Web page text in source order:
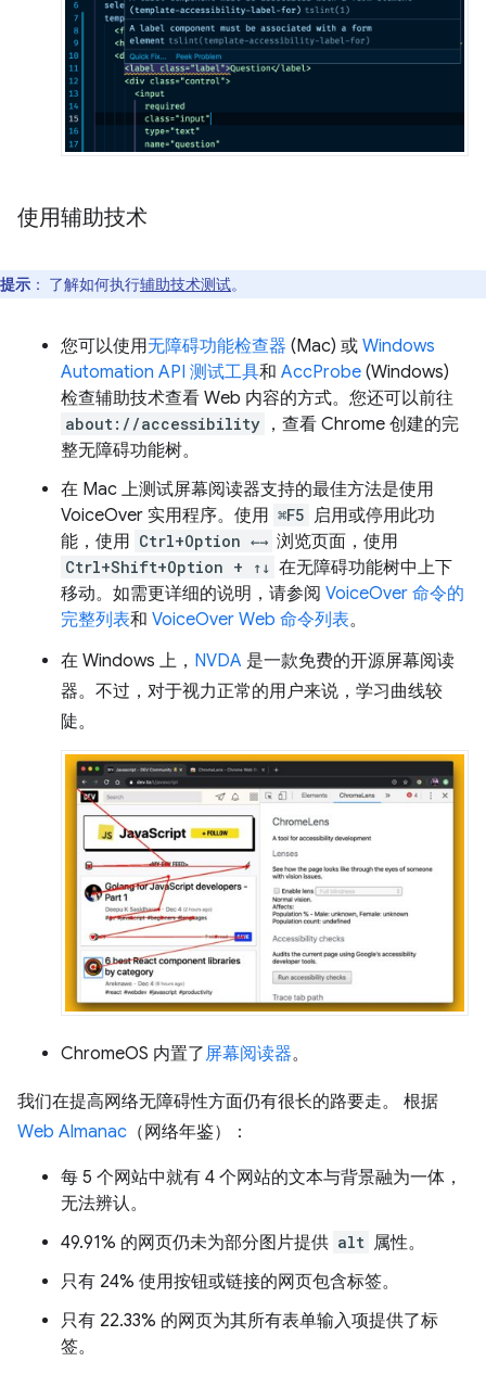
使用辅助技术
提示 ： 了解如何执行辅助技术测试。
您可以使用无障碍功能检查器 (Mac) 或 Windows
Automation API 测试工具和 AccProbe (Windows)
检查辅助技术查看 Web 内容的方式。您还可以前往
about://accessibility ，查看 Chrome 创建的完
整无障碍功能树。
在 Mac 上测试屏幕阅读器支持的最佳方法是使用
VoiceOver 实用程序。使用 ⌘F5 启用或停用此功
能，使用 Ctrl+Option ←→ 浏览页面，使用
Ctrl+Shift+Option + ↑↓ 在无障碍功能树中上下
移动。如需更详细的说明，请参阅 VoiceOver 命令的
完整列表和 VoiceOver Web 命令列表。
在 Windows 上， NVDA 是一款免费的开源屏幕阅读
器。不过，对于视力正常的用户来说，学习曲线较
陡。
ChromeOS 内置了屏幕阅读器。
我们在提高网络无障碍性方面仍有很长的路要走。 根据
Web Almanac （网络年鉴）：
每 5 个网站中就有 4 个网站的文本与背景融为一体，
无法辨认。
49.91% 的网页仍未为部分图片提供 alt 属性。
只有 24% 使用按钮或链接的网页包含标签。
只有 22.33% 的网页为其所有表单输入项提供了标
签。